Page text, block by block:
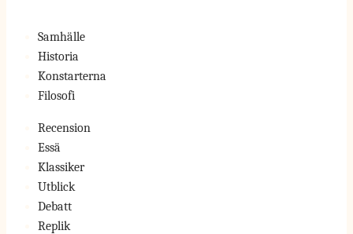
Samhälle
Historia
Konstarterna
Filosofi
Recension
Essä
Klassiker
Utblick
Debatt
Replik